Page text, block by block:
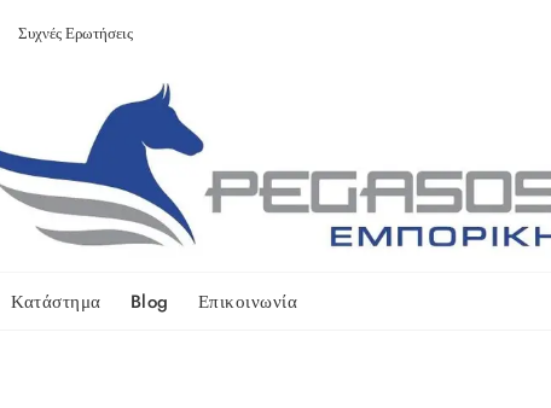
Συχνές Ερωτήσεις
Κατάστημα Blog Επικοινωνία